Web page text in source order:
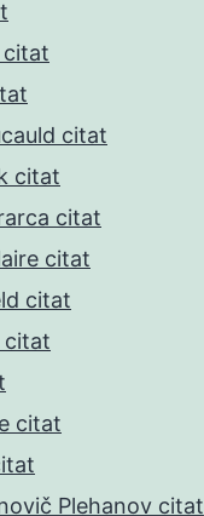
citat
citat
citat
citat
citat
citat
citat
citat
Plehanov citat